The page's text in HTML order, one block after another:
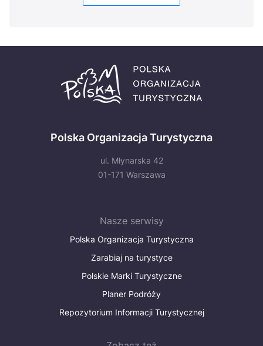
Polska Organizacja Turystyczna
ul. Młynarska 42
01-171 Warszawa
Nasze serwisy
Polska Organizacja Turystyczna
Zarabiaj na turystyce
Polskie Marki Turystyczne
Planer Podróży
Repozytorium Informacji Turystycznej